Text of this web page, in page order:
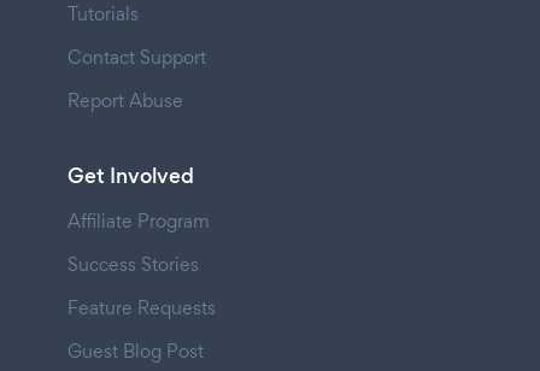
Tutorials
Contact Support
Report Abuse
Get Involved
Affiliate Program
Success Stories
Feature Requests
Guest Blog Post